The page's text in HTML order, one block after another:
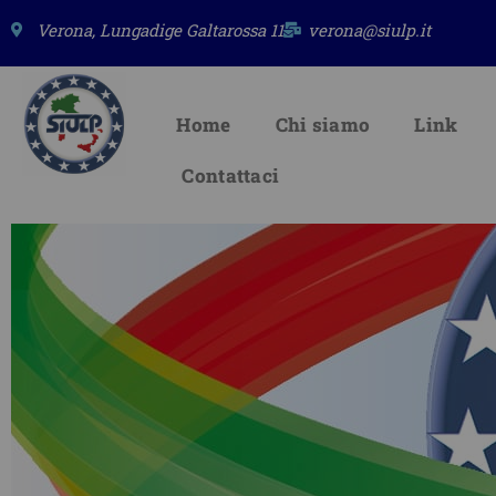
al
contenuto
Verona, Lungadige Galtarossa 11 verona@siulp.it
Home Chi siamo Link
Contattaci